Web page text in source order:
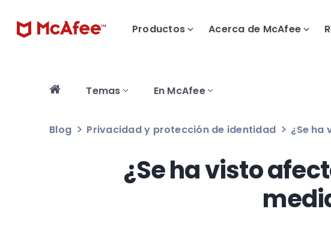
Productos Acerca de McAfee
Temas En McAfee
Blog Privacidad y protección de identidad ¿Se ha
¿Se ha visto